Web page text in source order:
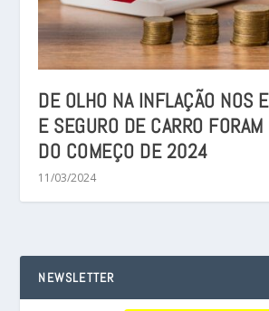
DE OLHO NA INFLAÇÃO NOS
E SEGURO DE CARRO
DO COMEÇO DE 2024
11/03/2024
NEWSLETTER